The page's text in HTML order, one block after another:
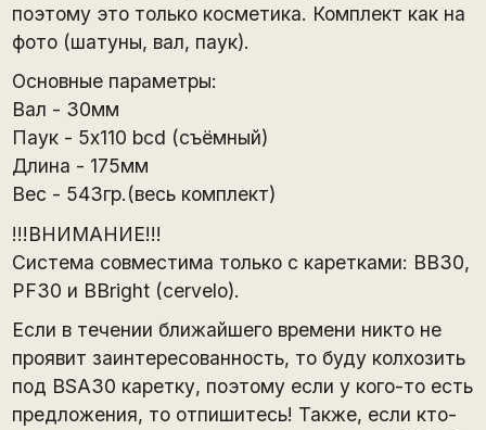
поэтому это только косметика. Комплект как на
фото (шатуны, вал, паук).
Основные параметры:
Вал - 30мм
Паук - 5x110 bcd (съёмный)
Длина - 175мм
Вес - 543гр.(весь комплект)
!!!ВНИМАНИЕ!!!
Система совместима только с каретками: BB30,
PF30 и BBright (cervelo).
Если в течении ближайшего времени никто не
проявит заинтересованность, то буду колхозить
под BSA30 каретку, поэтому если у кого-то есть
предложения, то отпишитесь! Также, если кто-